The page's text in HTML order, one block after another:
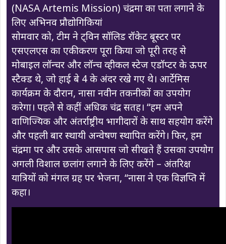
(NASA Artemis Mission) चंद्रमा का पता लगाने के
लिए अभिनव प्रौद्योगिकियां
सोमवार को, टीम ने ट्विन सॉलिड रॉकेट बूस्टर पर
एसएलएस का एकीकरण पूरा किया जो पूरी तरह से
मोबाइल लॉन्चर और लॉन्च व्हीकल स्टेज एडॉप्टर के ऊपर
स्टैक्ड थे, जो हाई बे 4 के अंदर रखे गए थे। आर्टेमिस
कार्यक्रम के दौरान, नासा नवीन तकनीकों का उपयोग
करेगा। पहले से कहीं अधिक चंद्र सतह। “हम अपने
वाणिज्यिक और अंतर्राष्ट्रीय भागीदारों के साथ सहयोग करेंगे
और पहली बार स्थायी अन्वेषण स्थापित करेंगे। फिर, हम
चंद्रमा पर और उसके आसपास जो सीखते हैं उसका उपयोग
अगली विशाल छलांग लगाने के लिए करेंगे – अंतरिक्ष
यात्रियों को मंगल ग्रह पर भेजना, “नासा ने एक विज्ञप्ति में
कहा।